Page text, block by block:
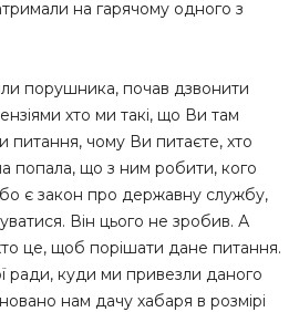
на гарячому одного з
порушника, почав дзвонити
хто ми такі, що Ви там
чому Ви питаєте, хто
попала, що з ним робити, кого
є закон про державну службу,
Він цього не зробив. А
це, щоб порішати дане питання.
ради, куди ми привезли даного
нам дачу хабаря в розмірі